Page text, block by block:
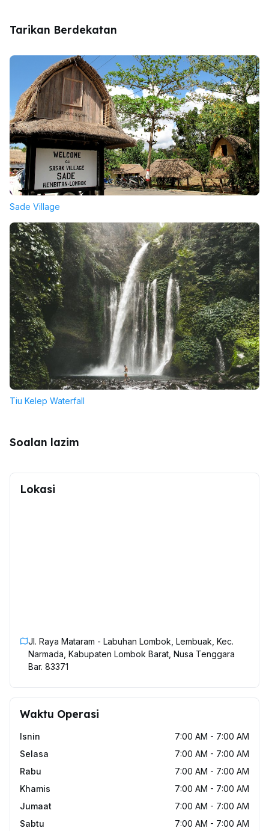
Tarikan Berdekatan
Sade Village
Tiu Kelep Waterfall
Soalan lazim
Lokasi
Jl. Raya Mataram - Labuhan Lombok, Lembuak, Kec.
Narmada, Kabupaten Lombok Barat, Nusa Tenggara
Bar. 83371
Waktu Operasi
Isnin
7:00 AM - 7:00 AM
Selasa
7:00 AM - 7:00 AM
Rabu
7:00 AM - 7:00 AM
Khamis
7:00 AM - 7:00 AM
Jumaat
7:00 AM - 7:00 AM
Sabtu
7:00 AM - 7:00 AM